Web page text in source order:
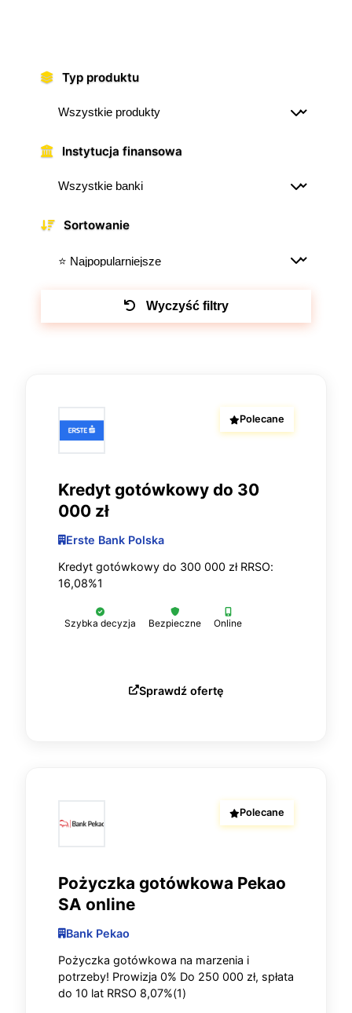
Typ produktu
Instytucja finansowa
Sortowanie
Wyczyść filtry
Polecane
Kredyt gotówkowy do 30
000 zł
Erste Bank Polska
Kredyt gotówkowy do 300 000 zł RRSO:
16,08%1
Szybka decyzja Bezpieczne Online
Sprawdź ofertę
Polecane
Pożyczka gotówkowa Pekao
SA online
Bank Pekao
Pożyczka gotówkowa na marzenia i
potrzeby! Prowizja 0% Do 250 000 zł, spłata
do 10 lat RRSO 8,07%(1)